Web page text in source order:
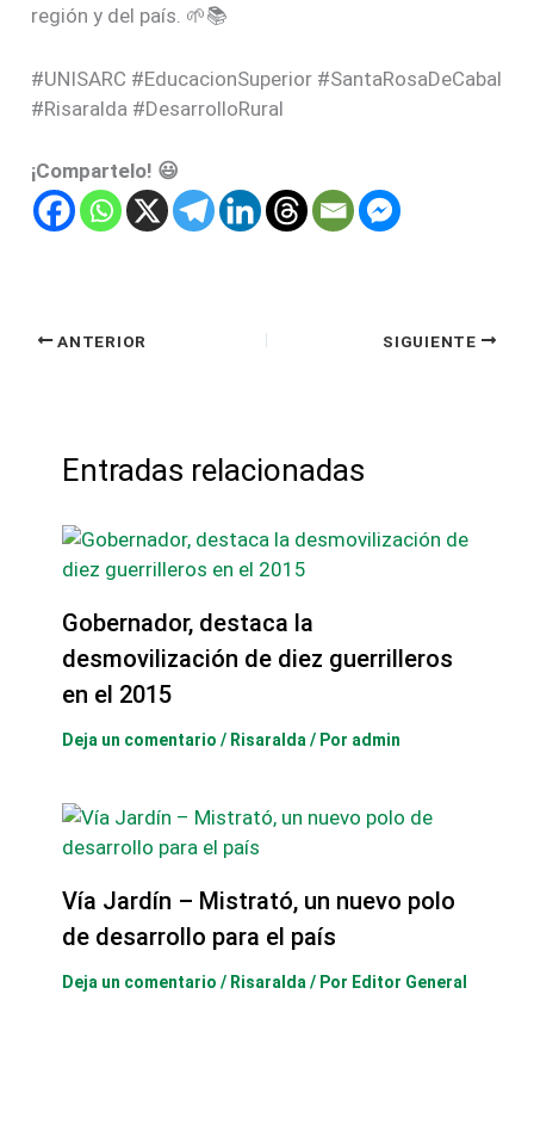
región y del país. 🌱📚
#UNISARC #EducacionSuperior #SantaRosaDeCabal
#Risaralda #DesarrolloRural
¡Compartelo! 😃
ANTERIOR SIGUIENTE
Entradas relacionadas
Gobernador, destaca la
desmovilización de diez guerrilleros
en el 2015
Deja un comentario / Risaralda/ Por admin
Vía Jardín – Mistrató, un nuevo polo
de desarrollo para el país
Deja un comentario / Risaralda/ Por Editor General